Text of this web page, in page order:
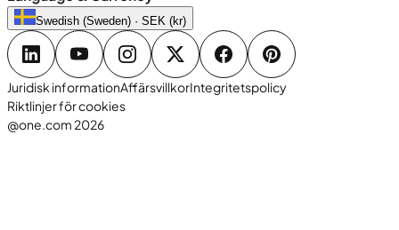
Swedish (Sweden) · SEK (kr)
Juridisk informationAffärsvillkorIntegritetspolicy
Riktlinjer för cookies
@one.com 2026